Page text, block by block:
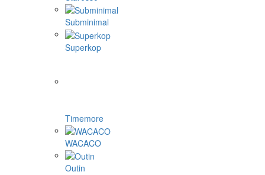
Subminimal
Superkop
Timemore
WACACO
Outin